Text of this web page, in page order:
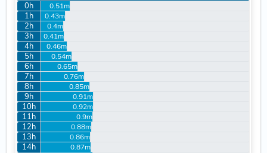
0h 0.51m
1h 0.43m
2h 0.4m
3h 0.41m
4h 0.46m
5h 0.54m
6h 0.65m
7h 0.76m
8h 0.85m
9h 0.91m
10h 0.92m
11h 0.9m
12h 0.88m
13h 0.86m
14h 0.87m